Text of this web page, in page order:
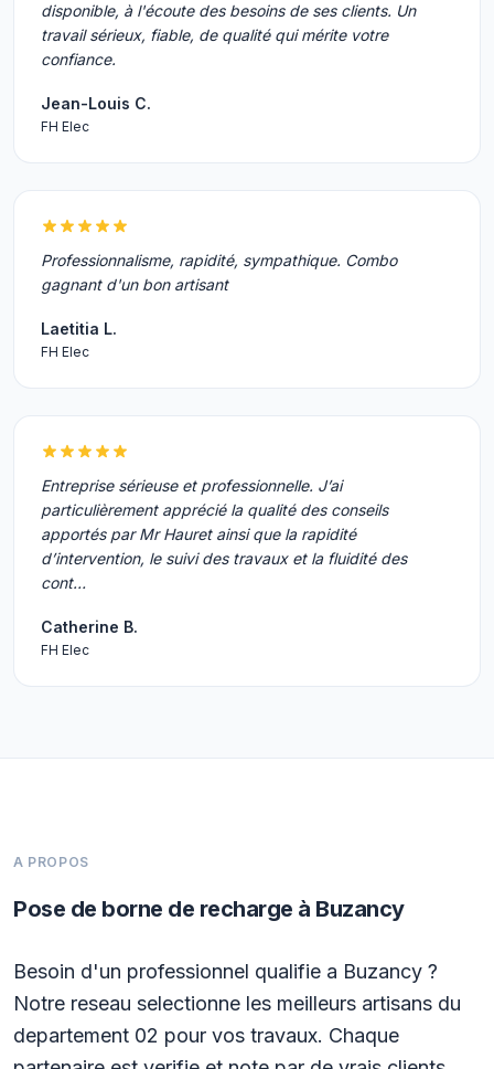
disponible, à l'écoute des besoins de ses clients. Un
travail sérieux, fiable, de qualité qui mérite votre
confiance.
Jean-Louis C.
FH Elec
Professionnalisme, rapidité, sympathique. Combo
gagnant d'un bon artisant
Laetitia L.
FH Elec
Entreprise sérieuse et professionnelle. J’ai
particulièrement apprécié la qualité des conseils
apportés par Mr Hauret ainsi que la rapidité
d’intervention, le suivi des travaux et la fluidité des
cont…
Catherine B.
FH Elec
A PROPOS
Pose de borne de recharge à Buzancy
Besoin d'un professionnel qualifie a Buzancy ?
Notre reseau selectionne les meilleurs artisans du
departement 02 pour vos travaux. Chaque